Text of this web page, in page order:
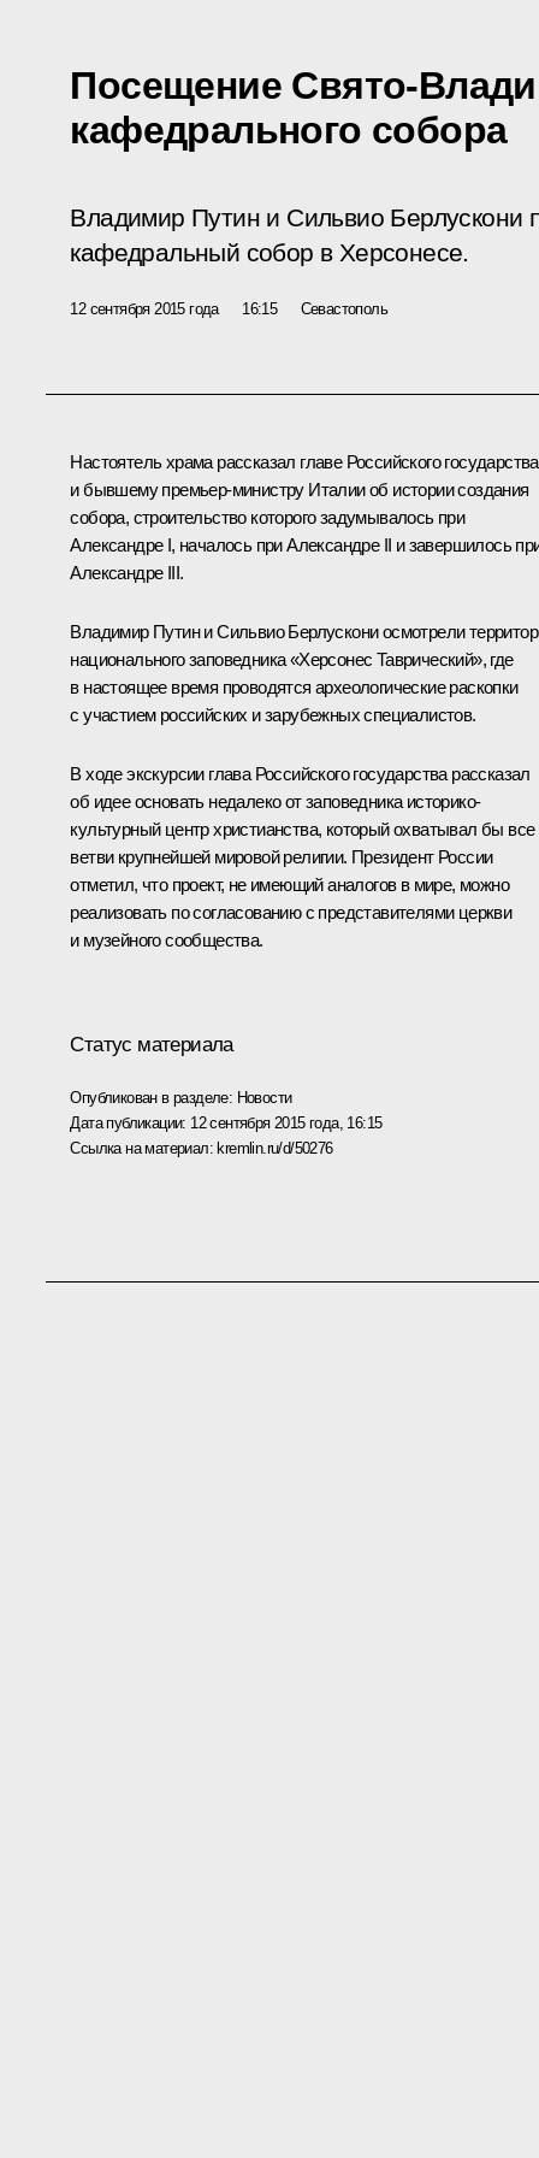
Посещение Свято-
кафедрального собора
Владимир Путин и Сильвио Берлускони
кафедральный собор в Херсонесе.
12 сентября 2015 года 16:15 Севастополь
Настоятель храма рассказал главе Российского государства
и бывшему премьер-министру Италии об истории создания
собора, строительство которого задумывалось при
Александре I, началось при Александре II и завершилось
Александре III.
Владимир Путин иСильвио Берлускониосмотрели
национального заповедника «Херсонес Таврический», где
в настоящее время проводятся археологические раскопки
с участием российских и зарубежных специалистов.
В ходе экскурсии глава Российского государства рассказал
об идее основать недалеко от заповедника историко-
культурный центр христианства, который охватывал бы все
ветви крупнейшей мировой религии. Президент России
отметил, что проект, не имеющий аналогов в мире, можно
реализовать по согласованию с представителями церкви
и музейного сообщества.
Статус материала
Опубликован в разделе: Новости
Дата публикации: 12 сентября 2015 года, 16:15
Ссылка на материал: kremlin.ru/d/50276